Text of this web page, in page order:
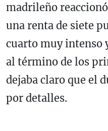
madrileño
una renta de siete
cuarto muy intenso
al término de los
dejaba claro que el
por detalles.